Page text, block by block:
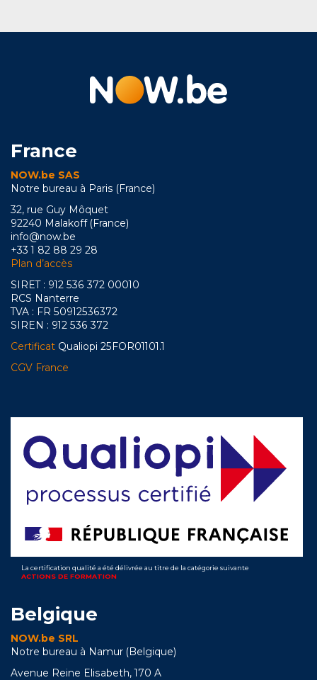
France
NOW.be SAS
Notre bureau à Paris (France)
32, rue Guy Môquet
92240 Malakoff (France)
info@now.be
+33 1 82 88 29 28
Plan d’accès
SIRET : 912 536 372 00010
RCS Nanterre
TVA : FR 50912536372
SIREN : 912 536 372
Certificat Qualiopi 25FOR01101.1
CGV France
La certification qualité a été délivrée au titre de la catégorie suivante
ACTIONS DE FORMATION
Belgique
NOW.be SRL
Notre bureau à Namur (Belgique)
Avenue Reine Elisabeth, 170 A